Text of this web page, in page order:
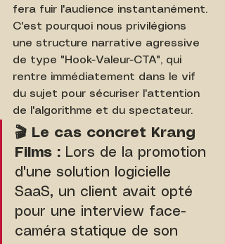
fera fuir l'audience instantanément.
C'est pourquoi nous privilégions
une structure narrative agressive
de type "Hook-Valeur-CTA", qui
rentre immédiatement dans le vif
du sujet pour sécuriser l'attention
de l'algorithme et du spectateur.
🎬 Le cas concret Krang
Films : Lors de la promotion
d'une solution logicielle
SaaS, un client avait opté
pour une interview face-
caméra statique de son